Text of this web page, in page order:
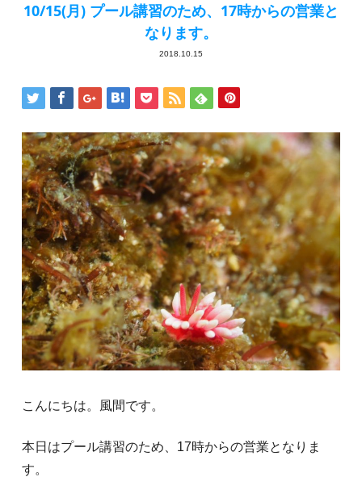
10/15(月) プール講習のため、17時からの営業と
なります。
2018.10.15
こんにちは。風間です。
本日はプール講習のため、17時からの営業となりま
す。